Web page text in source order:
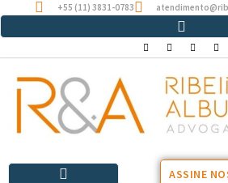
+55 (11) 3831-0783
ASSINE